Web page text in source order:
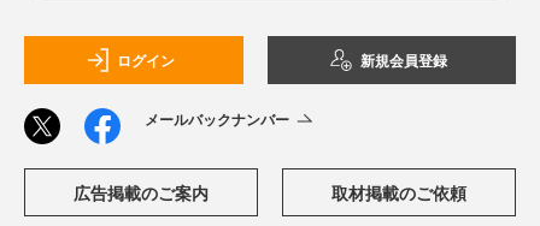
ログイン 新規会員登録
メールバックナンバー
広告掲載のご案内 取材掲載のご依頼